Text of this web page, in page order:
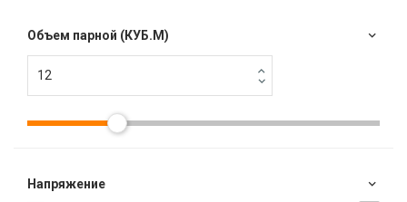
Объем парной (КУБ.М)
Напряжение